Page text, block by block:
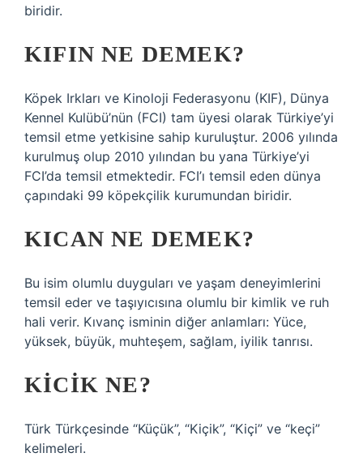
biridir.
KIFIN NE DEMEK?
Köpek Irkları ve Kinoloji Federasyonu (KIF), Dünya
Kennel Kulübü’nün (FCI) tam üyesi olarak Türkiye’yi
temsil etme yetkisine sahip kuruluştur. 2006 yılında
kurulmuş olup 2010 yılından bu yana Türkiye’yi
FCI’da temsil etmektedir. FCI’ı temsil eden dünya
çapındaki 99 köpekçilik kurumundan biridir.
KICAN NE DEMEK?
Bu isim olumlu duyguları ve yaşam deneyimlerini
temsil eder ve taşıyıcısına olumlu bir kimlik ve ruh
hali verir. Kıvanç isminin diğer anlamları: Yüce,
yüksek, büyük, muhteşem, sağlam, iyilik tanrısı.
KICIK NE?
Türk Türkçesinde “Küçük”, “Kiçik”, “Kiçi” ve “keçi”
kelimeleri.